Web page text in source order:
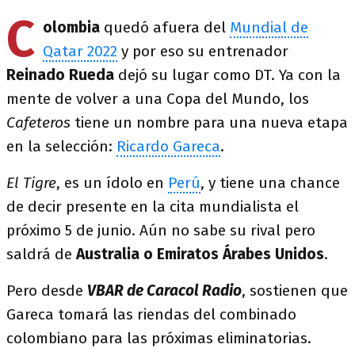
C olombia quedó afuera del Mundial de
Qatar 2022 y por eso su entrenador
Reinado Rueda dejó su lugar como DT. Ya con la
mente de volver a una Copa del Mundo, los
Cafeteros tiene un nombre para una nueva etapa
en la selección: Ricardo Gareca.
El Tigre, es un ídolo en Perú, y tiene una chance
de decir presente en la cita mundialista el
próximo 5 de junio. Aún no sabe su rival pero
saldrá deAustralia o Emiratos Árabes Unidos.
Pero desde VBAR de Caracol Radio, sostienen que
Gareca tomará las riendas del combinado
colombiano para las próximas eliminatorias.